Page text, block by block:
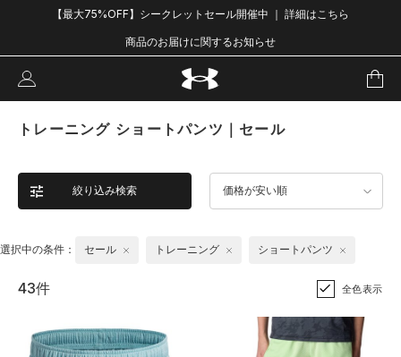
【最大75%OFF】シークレットセール開催中 ｜ 詳細はこちら
商品のお届けに関するお知らせ
トレーニング ショートパンツ｜セール
絞り込み検索 価格が安い順
選択中の条件： セール トレーニング ショートパンツ
43件 全色表示